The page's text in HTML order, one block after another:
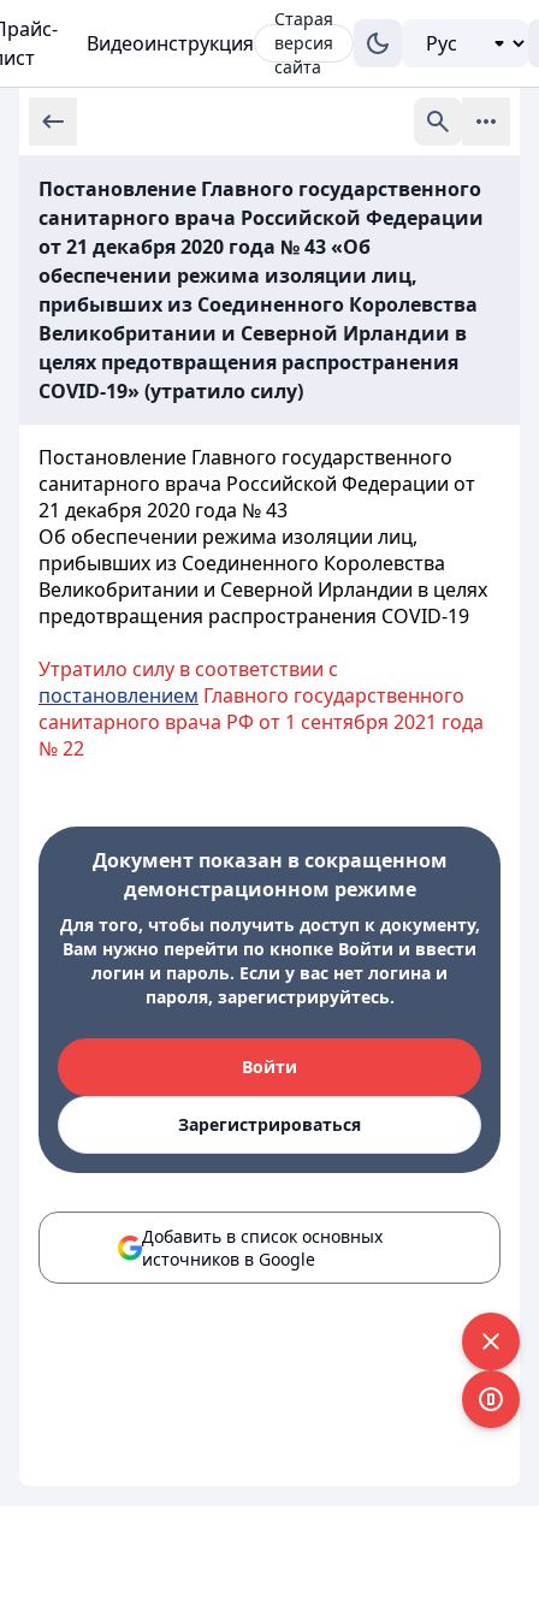
Видеоинструкция
Старая
версия
сайта
Постановление Главного государственного
санитарного врача Российской Федерации
от 21 декабря 2020 года № 43 «Об
обеспечении режима изоляции лиц,
прибывших из Соединенного Королевства
Великобритании и Северной Ирландии в
целях предотвращения распространения
COVID-19» (утратило силу)
Постановление Главного государственного
санитарного врача Российской Федерации от
21 декабря 2020 года № 43
Об обеспечении режима изоляции лиц,
прибывших из Соединенного Королевства
Великобритании и Северной Ирландии в целях
предотвращения распространения COVID-19
Утратило силу в соответствии с
постановлением Главного государственного
санитарного врача РФ от 1 сентября 2021 года
№ 22
Документ показан в сокращенном
демонстрационном режиме
Для того, чтобы получить доступ к документу,
Вам нужно перейти по кнопке Войти и ввести
логин и пароль. Если у вас нет логина и
пароля, зарегистрируйтесь.
Войти
Зарегистрироваться
Добавить в список основных
источников в Google